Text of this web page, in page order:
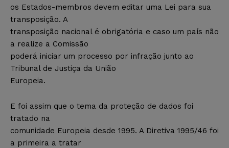
os Estados-membros devem editar uma Lei para sua
transposição. A
transposição nacional é obrigatória e caso um país não
a realize a Comissão
poderá iniciar um processo por infração junto ao
Tribunal de Justiça da União
Europeia.
E foi assim que o tema da proteção de dados foi
tratado na
comunidade Europeia desde 1995. A Diretiva 1995/46 foi
a primeira a tratar